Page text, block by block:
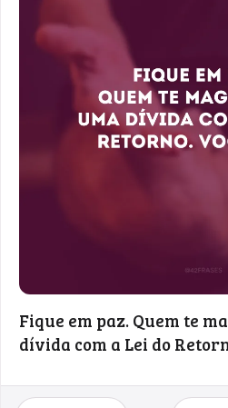
Fique em paz. Quem te
dívida com a Lei do